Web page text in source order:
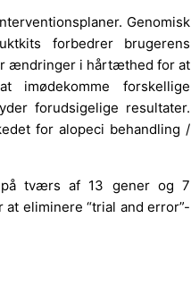
Genomisk
forbedrer brugerens
ændringer i hårtæthed for at
imødekomme forskellige
forudsigelige resultater.
for alopeci behandling /
på tværs af 13 gener og 7
eliminere “trial and error”-